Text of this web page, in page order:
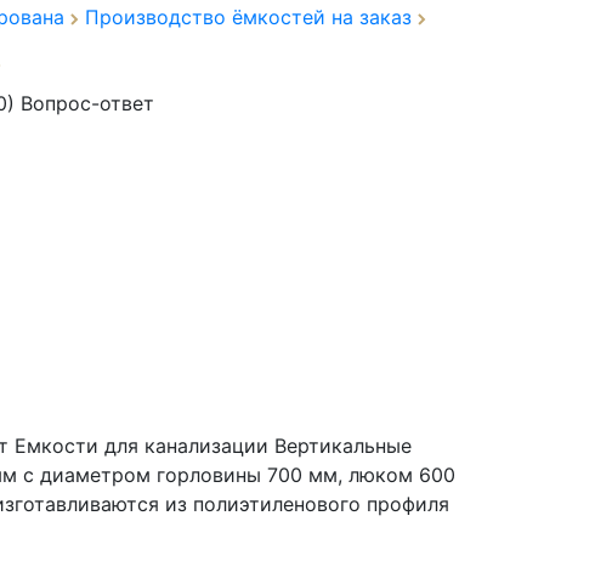
Производство ёмкостей на заказ
Вопрос-ответ
Емкости для канализации Вертикальные
с диаметром горловины 700 мм, люком 600
из полиэтиленового профиля